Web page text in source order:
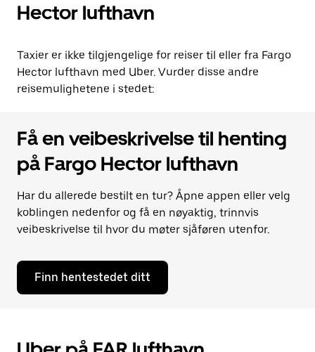
Hector lufthavn
Taxier er ikke tilgjengelige for reiser til eller fra Fargo
Hector lufthavn med Uber. Vurder disse andre
reisemulighetene i stedet:
Få en veibeskrivelse til henting
på Fargo Hector lufthavn
Har du allerede bestilt en tur? Åpne appen eller velg
koblingen nedenfor og få en nøyaktig, trinnvis
veibeskrivelse til hvor du møter sjåføren utenfor.
Finn hentestedet ditt